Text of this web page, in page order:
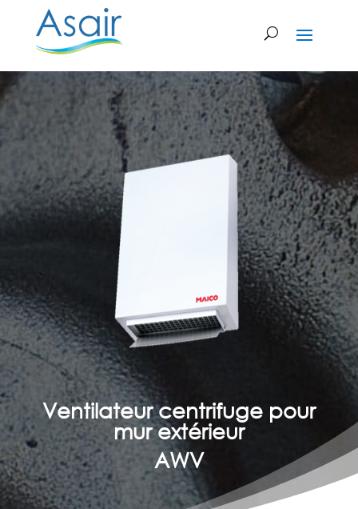
Ventilateur centrifuge pour
mur extérieur
AWV